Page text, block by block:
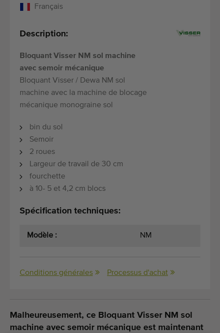
Français
Description:
Bloquant Visser NM sol machine
avec semoir mécanique
Bloquant Visser / Dewa NM sol
machine avec la machine de blocage
mécanique monograine sol
bin du sol
Semoir
2 roues
Largeur de travail de 30 cm
fourchette
à 10- 5 et 4,2 cm blocs
Spécification techniques:
Modèle : NM
Conditions générales Processus d'achat
Malheureusement, ce Bloquant Visser NM sol
machine avec semoir mécanique est maintenant